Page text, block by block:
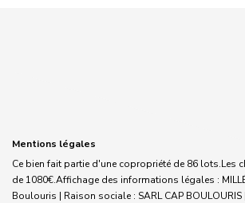
Mentions légales
Ce bien fait partie d'une copropriété de 86 lots.Les
de 1080€.Affichage des informations légales :
Boulouris | Raison sociale : SARL CAP